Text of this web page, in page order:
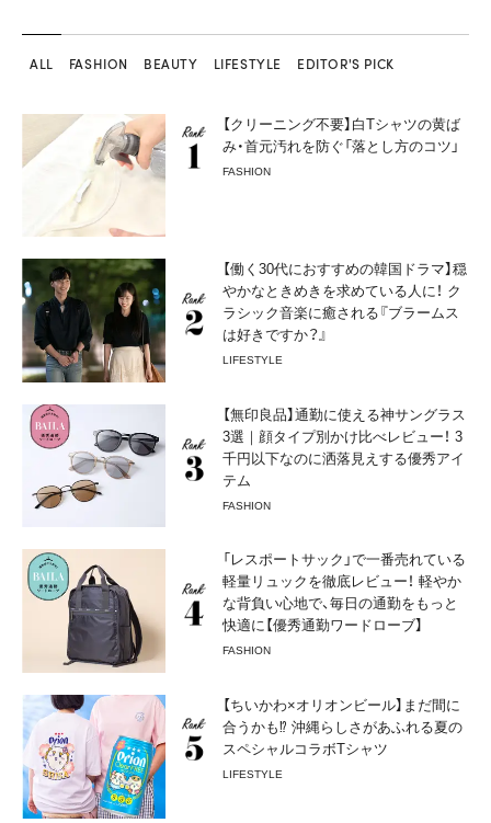
ALL FASHION BEAUTY LIFESTYLE EDITOR'S PICK
【クリーニング不要】白Tシャツの黄ば
み・首元汚れを防ぐ「落とし方のコツ」
FASHION
【働く30代におすすめの韓国ドラマ】穏
やかなときめきを求めている人に！ ク
ラシック音楽に癒される『ブラームス
は好きですか？』
LIFESTYLE
【無印良品】通勤に使える神サングラス
3選｜顔タイプ別かけ比べレビュー！ 3
千円以下なのに洒落見えする優秀アイ
テム
FASHION
「レスポートサック」で一番売れている
軽量リュックを徹底レビュー！ 軽やか
な背負い心地で、毎日の通勤をもっと
快適に【優秀通勤ワードローブ】
FASHION
【ちいかわ×オリオンビール】まだ間に
合うかも⁉︎ 沖縄らしさがあふれる夏の
スペシャルコラボTシャツ
LIFESTYLE